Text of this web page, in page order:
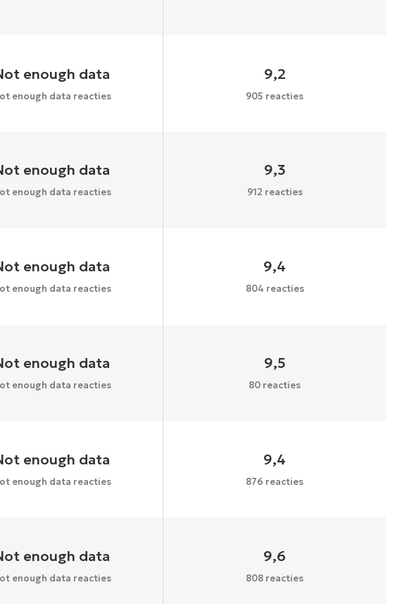
enough data
enough data reacties
9,2
905 reacties
enough data
enough data reacties
9,3
912 reacties
enough data
enough data reacties
9,4
804 reacties
enough data
enough data reacties
9,5
80 reacties
enough data
enough data reacties
9,4
876 reacties
enough data
enough data reacties
9,6
808 reacties